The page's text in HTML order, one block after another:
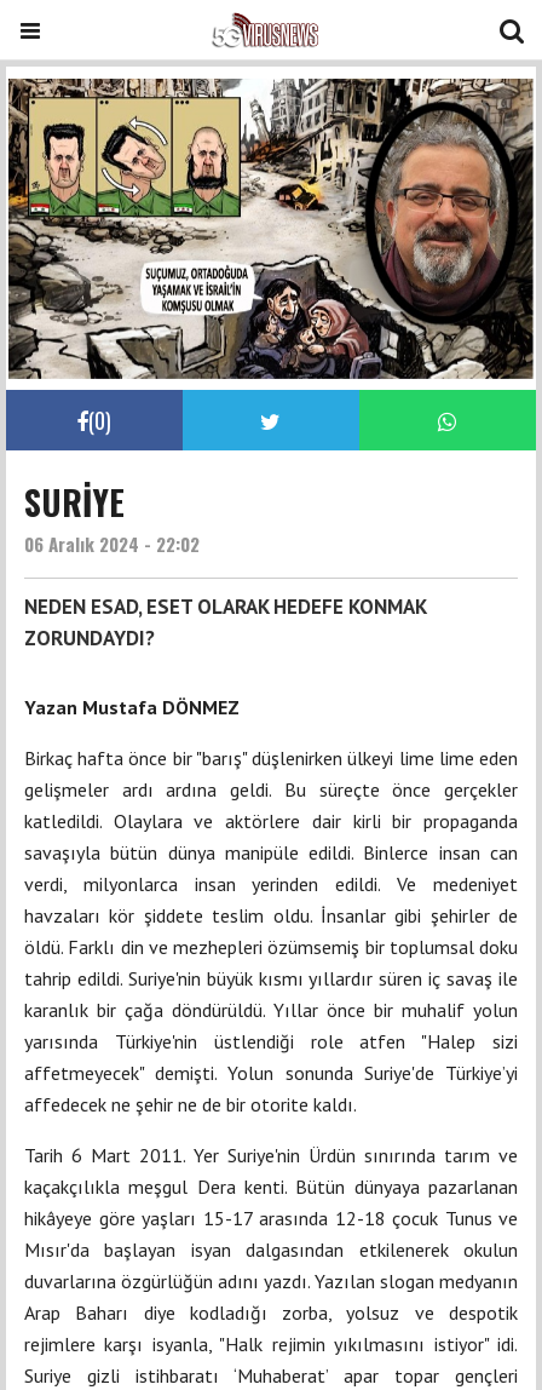
(0)
SURİYE
06 Aralık 2024 - 22:02
NEDEN ESAD, ESET OLARAK HEDEFE KONMAK
ZORUNDAYDI?
Yazan Mustafa DÖNMEZ
Birkaç hafta önce bir "barış" düşlenirken ülkeyi lime lime eden
gelişmeler ardı ardına geldi. Bu süreçte önce gerçekler
katledildi. Olaylara ve aktörlere dair kirli bir propaganda
savaşıyla bütün dünya manipüle edildi. Binlerce insan can
verdi, milyonlarca insan yerinden edildi. Ve medeniyet
havzaları kör şiddete teslim oldu. İnsanlar gibi şehirler de
öldü. Farklı din ve mezhepleri özümsemiş bir toplumsal doku
tahrip edildi. Suriye'nin büyük kısmı yıllardır süren iç savaş ile
karanlık bir çağa döndürüldü. Yıllar önce bir muhalif yolun
yarısında Türkiye'nin üstlendiği role atfen "Halep sizi
affetmeyecek" demişti. Yolun sonunda Suriye'de Türkiye’yi
affedecek ne şehir ne de bir otorite kaldı.
Tarih 6 Mart 2011. Yer Suriye'nin Ürdün sınırında tarım ve
kaçakçılıkla meşgul Dera kenti. Bütün dünyaya pazarlanan
hikâyeye göre yaşları 15-17 arasında 12-18 çocuk Tunus ve
Mısır'da başlayan isyan dalgasından etkilenerek okulun
duvarlarına özgürlüğün adını yazdı. Yazılan slogan medyanın
Arap Baharı diye kodladığı zorba, yolsuz ve despotik
rejimlere karşı isyanla, "Halk rejimin yıkılmasını istiyor" idi.
Suriye gizli istihbaratı ‘Muhaberat’ apar topar gençleri